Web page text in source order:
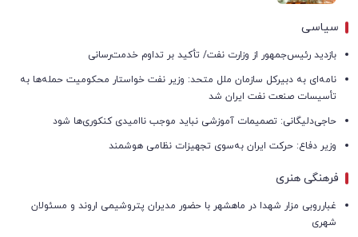
سیاسی
بازدید رئیس‌جمهور از وزارت نفت/ تأکید بر تداوم خدمت‌رسانی
نامه‌ای به دبیرکل سازمان ملل متحد: وزیر نفت خواستار محکومیت حمله‌ها به
تأسیسات صنعت نفت ایران شد
حاجی‌دلیگانی: تصمیمات آموزشی نباید موجب ناامیدی کنکوری‌ها شود
وزیر دفاع: حرکت ایران به‌سوی تجهیزات نظامی هوشمند
فرهنگی هنری
غبارروبی مزار شهدا در ماهشهر با حضور مدیران پتروشیمی اروند و مسئولان
شهری